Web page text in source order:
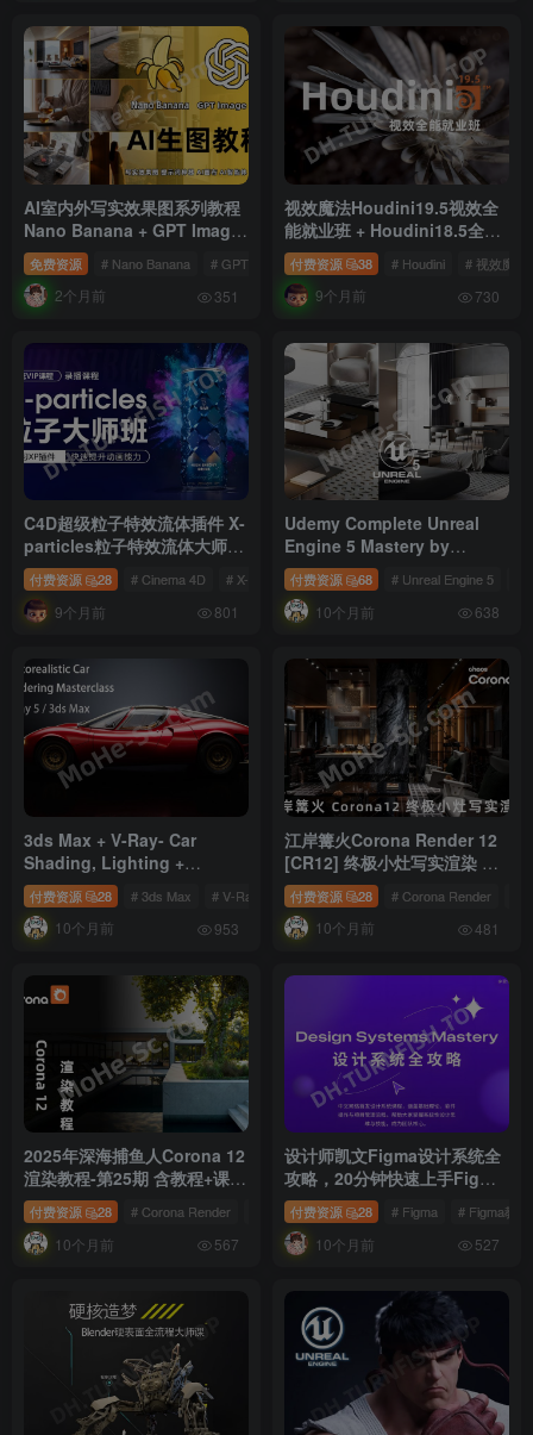
AI室内外写实效果图系列教程
Nano Banana + GPT Image
2.0 ｜稳定出图与高级质感提
升全解析
免费资源 # Nano Banana # GPT Image 2.0 # AI写实效果图
2个月前 351
视效魔法Houdini19.5视效全
能就业班 + Houdini18.5全能
就业班
付费资源 38 # Houdini # 视效魔法
9个月前 730
C4D超级粒子特效流体插件 X-
particles粒子特效流体大师班
教程
付费资源 28 # Cinema 4D # X-Particles # Maxon Cinema 4D
9个月前 801
Udemy Complete Unreal
Engine 5 Mastery by
Hossein Mashayekhi_UE5
建筑表现新手全流程案例课程
中文字幕 含课件
付费资源 68 # Unreal Engine 5
10个月前 638
3ds Max + V-Ray- Car
Shading, Lighting +
Rendering Course – Jonas
Noell 汽车产品渲染教程 [ 精
校中字 ] 免费下载！
付费资源 28 # 3ds Max # V-Ray # 渲染教程
10个月前 953
江岸篝火Corona Render 12
[CR12] 终极小灶写实渲染 含
教程+课件 免费下载
付费资源 28 # Corona Render
10个月前 481
2025年深海捕鱼人Corona 12
渲染教程-第25期 含教程+课件
免费下载
付费资源 28 # Corona Render # 渲染教程 # 建筑可视化
10个月前 567
设计师凯文Figma设计系统全
攻略，20分钟快速上手Figma
基础操作
付费资源 28 # Figma # Figma教学
10个月前 527